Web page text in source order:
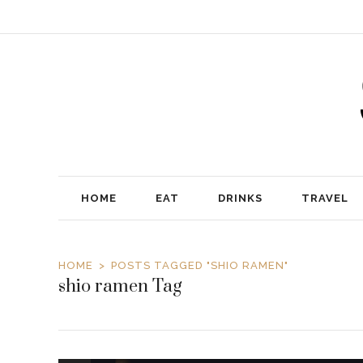
HOME EAT DRINKS TRAVEL
HOME POSTS TAGGED "SHIO RAMEN"
shio ramen Tag